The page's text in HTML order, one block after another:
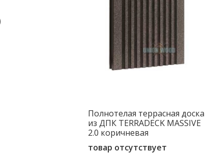
Полнотелая террасная доска
из ДПК TERRADECK MASSIVE
2.0 коричневая
товар отсутствует